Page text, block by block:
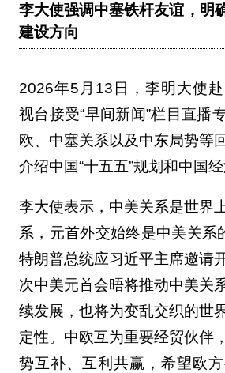
李大使强调中塞铁杆友谊，明
建设方向
2026年5月13日，李明大使
视台接受“早间新闻”栏目直播
欧、中塞关系以及中东局势等
介绍中国“十五五”规划和中国经
李大使表示，中美关系是世界
系，元首外交始终是中美关系
特朗普总统应习近平主席邀请
次中美元首会晤将推动中美关
续发展，也将为变乱交织的世
定性。中欧互为重要经贸伙伴
势互补、互利共赢，希望欧